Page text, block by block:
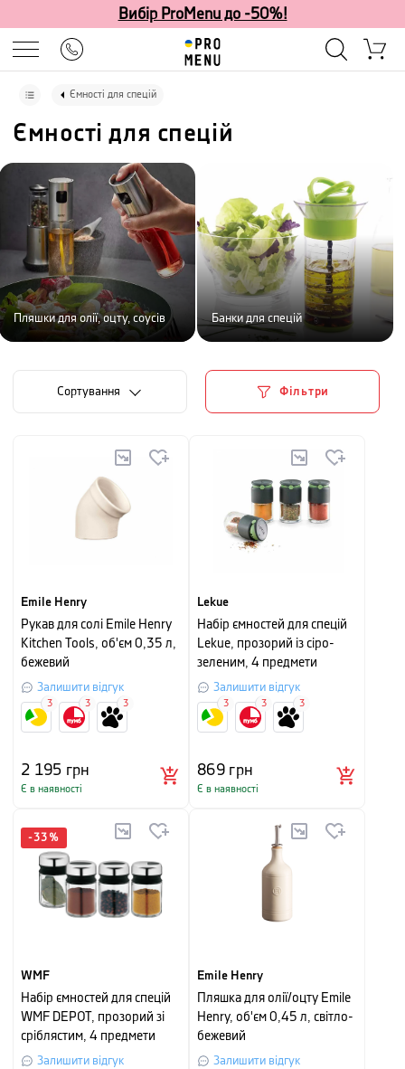
Вибір ProMenu до -50%!
Ємності для спецій
Ємності для спецій
Пляшки для олії, оцту, соусів Банки для спецій
Сортування Фільтри
Emile Henry
Рукав для солі Emile Henry
Kitchen Tools, об'єм 0,35 л,
бежевий
Залишити відгук
2 195 грн
Є в наявності
3 3 3
Lekue
Набір ємностей для спецій
Lekue, прозорий із сіро-
зеленим, 4 предмети
Залишити відгук
869грн
Є в наявності
3 3 3
-33 %
WMF
Набір ємностей для спецій
WMF DEPOT, прозорий зі
сріблястим, 4 предмети
Залишити відгук
Emile Henry
Пляшка для олії/оцту Emile
Henry, об'єм 0,45 л, світло-
бежевий
Залишити відгук